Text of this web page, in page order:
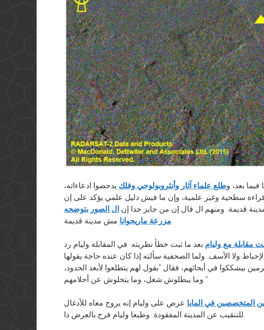
بعد، وطلع علماء آثار وأنثروبولوجي وفلك يدحضوا ادعاءاته،
قراءة سطحية وغير علمية، وإن ما فيش دليل علمي يؤكد على إن
قديمة. ومنهم ال قال إن من جايز جدا إنال الصور بتوضحه
مزرعة ماريجوانامش مدينة قديمة.
مقابلة مع وليام بعد ما ثبت خطأ نظريته. في المقابلة وليام رد
ولا الأسف. ولما الصحفية سألته إذا كان عنده حاجة يقولها
بيشككوا في أبحاثهم، فقال “بقول لهم يتطلعوا لأبعد الحدود،
وما يبطلوش شغل، وما يتخلوش عن أحلامهم.”
المتخصصين في المايا عرض على وليام إنه يروح معاه للأدغال
للتنقيب عن المدينة المفقودة. وطبعا وليام فرح بالعرض دا.